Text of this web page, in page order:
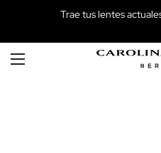
Trae tus lentes